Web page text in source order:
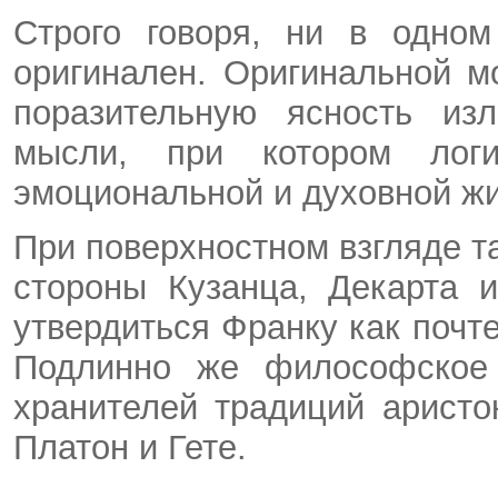
Строго говоря, ни в
оригинален. Оригинальной
поразительную ясность
мысли, при котором
эмоциональной и духовной
При поверхностном взгляде
стороны Кузанца, Декарта
утвердиться Франку как
Подлинно же
хранителей традиций
Платон и Гете.